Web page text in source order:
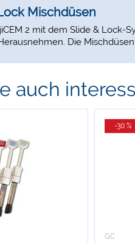
Mischdüsen
2 mit dem Slide & Lock-
Die
auch
-30 %
GC